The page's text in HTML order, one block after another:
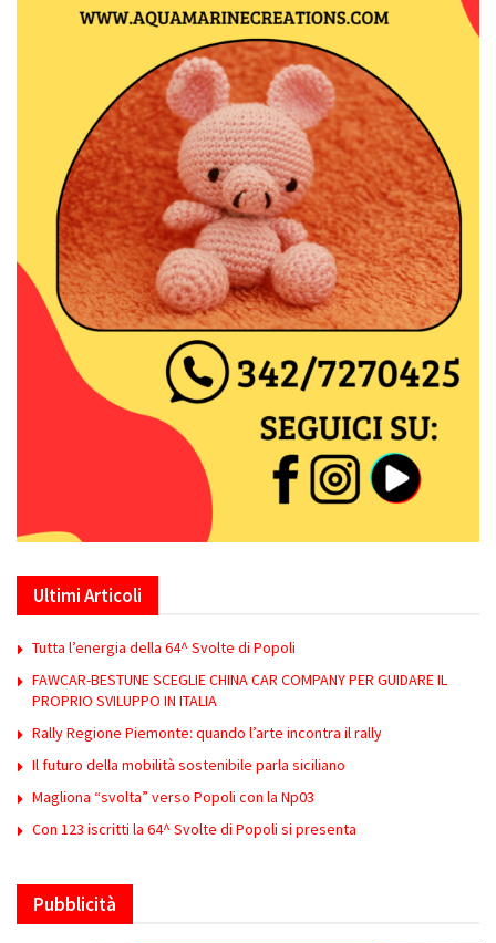
Ultimi Articoli
Tutta l’energia della 64^ Svolte di Popoli
FAWCAR-BESTUNE SCEGLIE CHINA CAR COMPANY PER GUIDARE IL
PROPRIO SVILUPPO IN ITALIA
Rally Regione Piemonte: quando l’arte incontra il rally
Il futuro della mobilità sostenibile parla siciliano
Magliona “svolta” verso Popoli con la Np03
Con 123 iscritti la 64^ Svolte di Popoli si presenta
Pubblicità